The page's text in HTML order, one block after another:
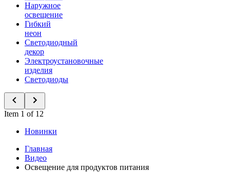
Наружное
освещение
Гибкий
неон
Светодиодный
декор
Электроустановочные
изделия
Светодиоды
Item 1 of 12
Новинки
Главная
Видео
Освещение для продуктов питания